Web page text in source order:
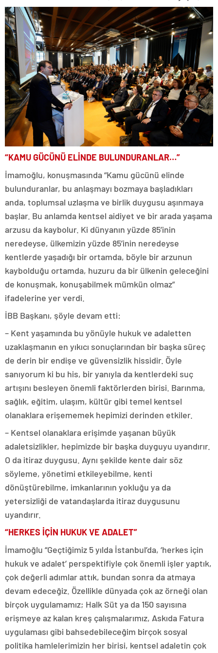
“KAMU GÜCÜNÜ ELİNDE BULUNDURANLAR…”
İmamoğlu, konuşmasında “Kamu gücünü elinde
bulunduranlar, bu anlaşmayı bozmaya başladıkları
anda, toplumsal uzlaşma ve birlik duygusu aşınmaya
başlar. Bu anlamda kentsel aidiyet ve bir arada yaşama
arzusu da kaybolur. Ki dünyanın yüzde 85’inin
neredeyse, ülkemizin yüzde 85’inin neredeyse
kentlerde yaşadığı bir ortamda, böyle bir arzunun
kaybolduğu ortamda, huzuru da bir ülkenin geleceğini
de konuşmak, konuşabilmek mümkün olmaz”
ifadelerine yer verdi.
İBB Başkanı, şöyle devam etti:
– Kent yaşamında bu yönüyle hukuk ve adaletten
uzaklaşmanın en yıkıcı sonuçlarından bir başka süreç
de derin bir endişe ve güvensizlik hissidir. Öyle
sanıyorum ki bu his, bir yanıyla da kentlerdeki suç
artışını besleyen önemli faktörlerden birisi. Barınma,
sağlık, eğitim, ulaşım, kültür gibi temel kentsel
olanaklara erişememek hepimizi derinden etkiler.
– Kentsel olanaklara erişimde yaşanan büyük
adaletsizlikler, hepimizde bir başka duyguyu uyandırır.
O da itiraz duygusu. Aynı şekilde kente dair söz
söyleme, yönetimi etkileyebilme, kenti
dönüştürebilme, imkanlarının yokluğu ya da
yetersizliği de vatandaşlarda itiraz duygusunu
uyandırır.
“HERKES İÇİN HUKUK VE ADALET”
İmamoğlu “Geçtiğimiz 5 yılda İstanbul’da, ‘herkes için
hukuk ve adalet’ perspektifiyle çok önemli işler yaptık,
çok değerli adımlar attık, bundan sonra da atmaya
devam edeceğiz. Özellikle dünyada çok az örneği olan
birçok uygulamamız; Halk Süt ya da 150 sayısına
erişmeye az kalan kreş çalışmalarımız, Askıda Fatura
uygulaması gibi bahsedebileceğim birçok sosyal
politika hamlelerimizin her birisi, kentsel adaletin çok